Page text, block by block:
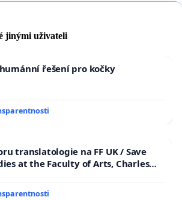
jinými uživateli
řešení pro kočky
translatologie na FF UK / Save
at the Faculty of Arts, Charles